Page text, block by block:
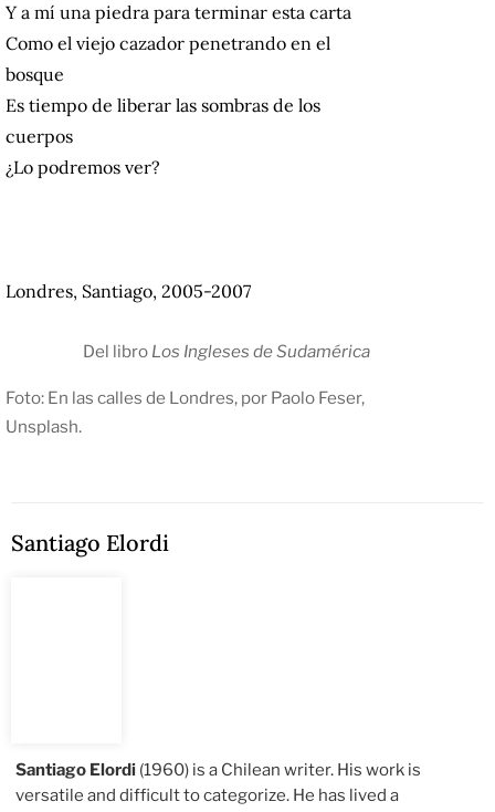
Y a mí una piedra para terminar esta carta
Como el viejo cazador penetrando en el
bosque
Es tiempo de liberar las sombras de los
cuerpos
¿Lo podremos ver?
Londres, Santiago, 2005-2007
Del libro Los Ingleses de Sudamérica
Foto: En las calles de Londres, por Paolo Feser,
Unsplash.
Santiago Elordi
Santiago Elordi (1960) is a Chilean writer. His work is
versatile and difficult to categorize. He has lived a